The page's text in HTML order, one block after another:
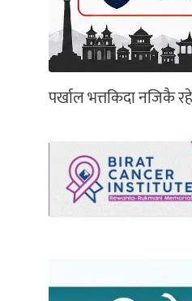
पर्खाल भत्तकिदा नजिकै